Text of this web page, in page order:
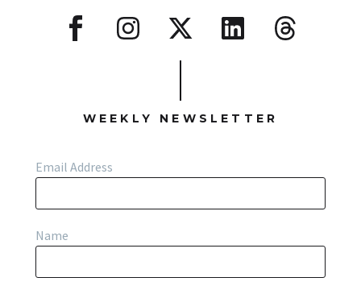
WEEKLY NEWSLETTER
Email Address
Name